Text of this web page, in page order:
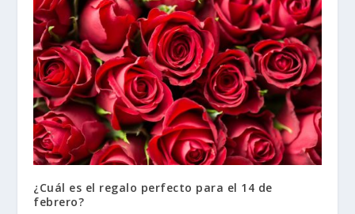
¿Cuál es el regalo perfecto para el 14 de
febrero?